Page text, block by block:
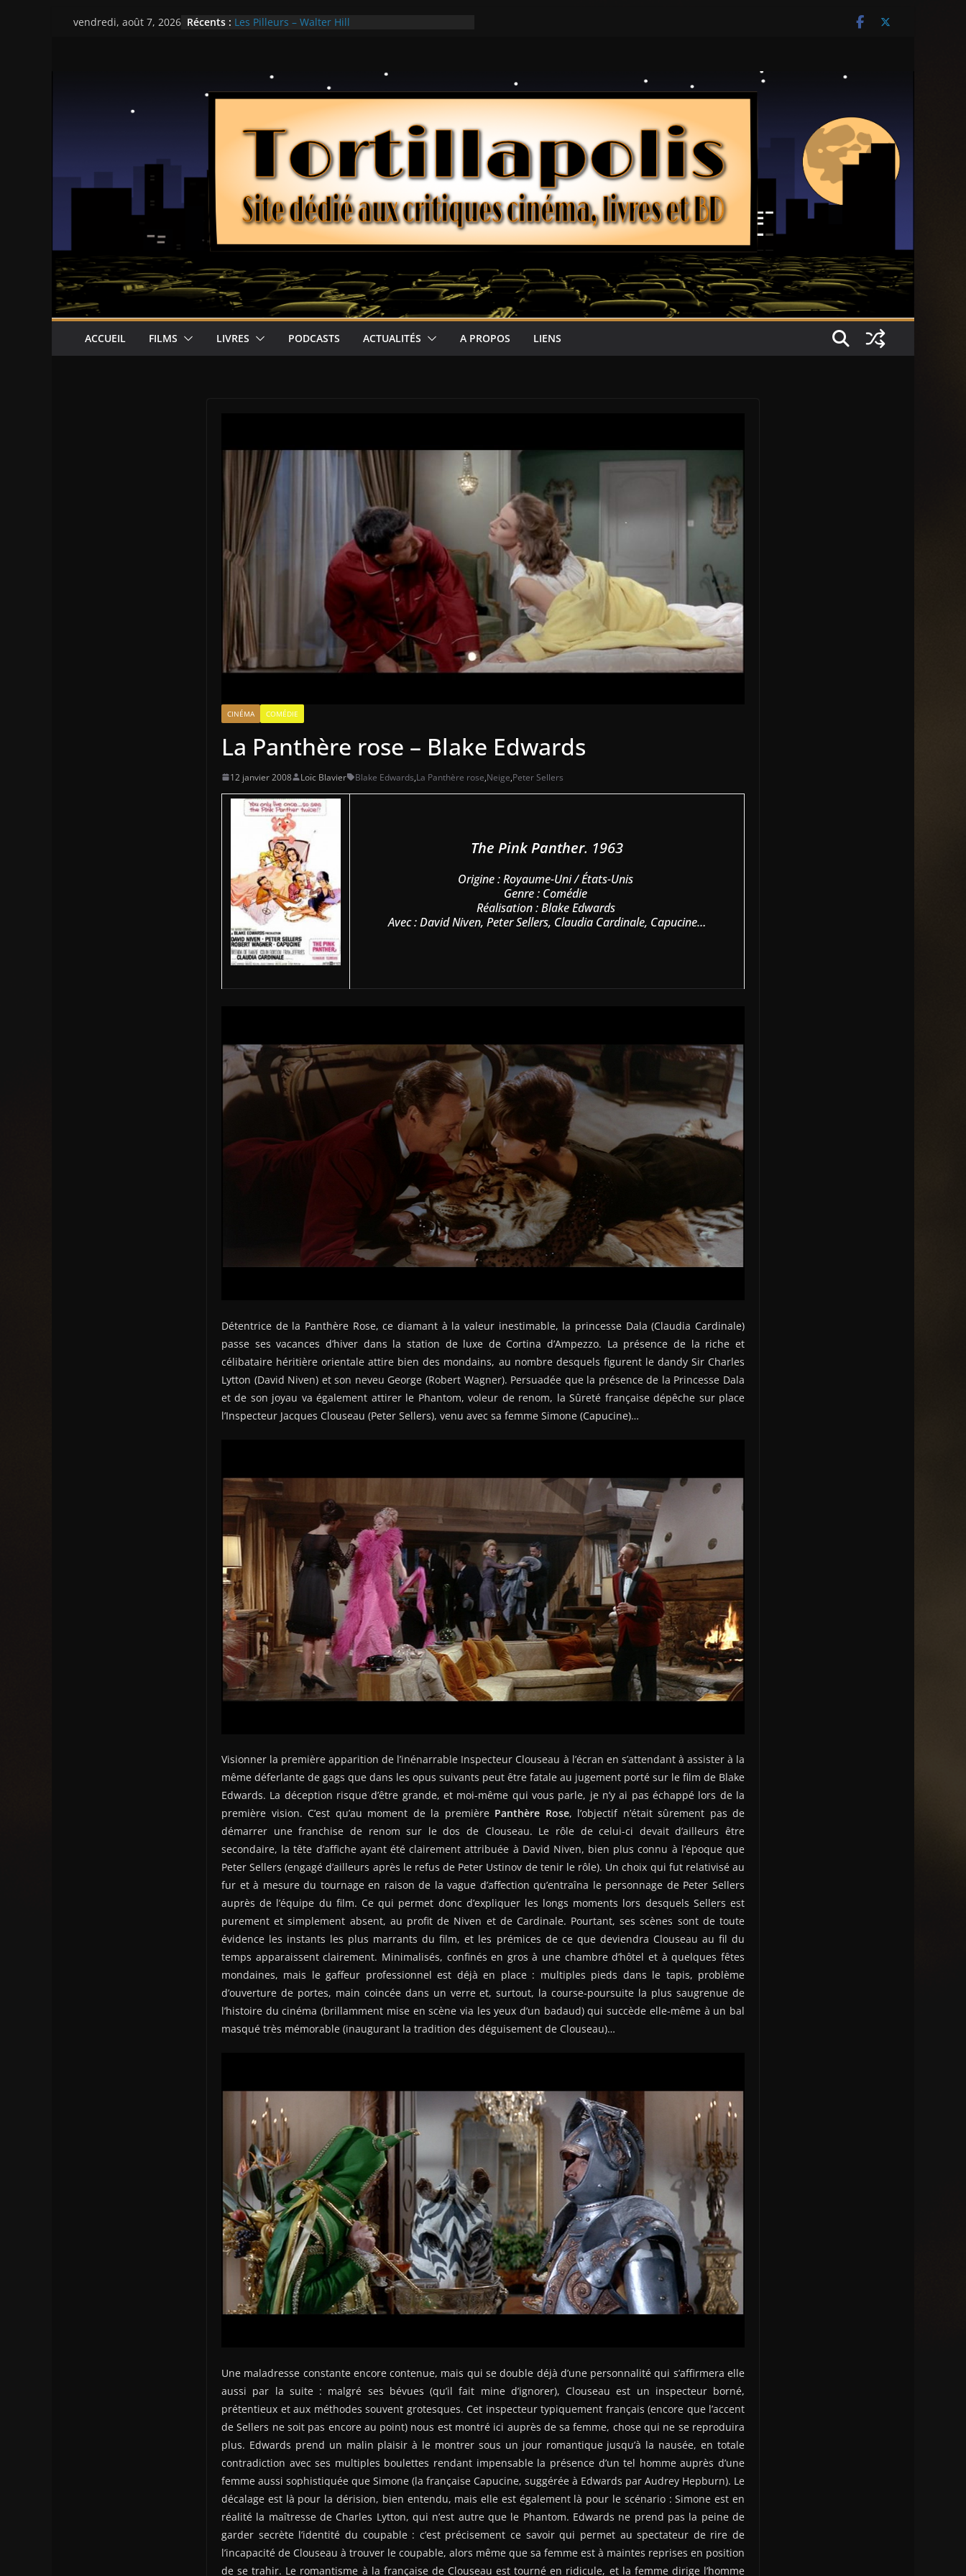
Passervendredi, août 7, 2026 Récents : Les Pilleurs – Walter Hill
Ça chauffe au lycée Ridgemont – Amy Heckerling
ACCUEIL FILMS LIVRES PODCASTS ACTUALITÉS A PROPOS LIENS
CINÉMA COMÉDIE
La Panthère rose – Blake Edwards
12 janvier 2008 Loïc Blavier Blake Edwards,La Panthère rose,Neige,Peter Sellers
The Pink Panther. 1963
Origine : Royaume-Uni / États-Unis
Genre : Comédie
Réalisation : Blake Edwards
Avec : David Niven, Peter Sellers, Claudia Cardinale, Capucine…
Détentrice de la Panthère Rose, ce diamant à la valeur inestimable, la princesse Dala (Claudia Cardinale)
passe ses vacances d’hiver dans la station de luxe de Cortina d’Ampezzo. La présence de la riche et
célibataire héritière orientale attire bien des mondains, au nombre desquels figurent le dandy Sir Charles
Lytton (David Niven) et son neveu George (Robert Wagner). Persuadée que la présence de la Princesse Dala
et de son joyau va également attirer le Phantom, voleur de renom, la Sûreté française dépêche sur place
l’Inspecteur Jacques Clouseau (Peter Sellers), venu avec sa femme Simone (Capucine)…
Visionner la première apparition de l’inénarrable Inspecteur Clouseau à l’écran en s’attendant à assister à la
même déferlante de gags que dans les opus suivants peut être fatale au jugement porté sur le film de Blake
Edwards. La déception risque d’être grande, et moi-même qui vous parle, je n’y ai pas échappé lors de la
première vision. C’est qu’au moment de la première Panthère Rose, l’objectif n’était sûrement pas de
démarrer une franchise de renom sur le dos de Clouseau. Le rôle de celui-ci devait d’ailleurs être
secondaire, la tête d’affiche ayant été clairement attribuée à David Niven, bien plus connu à l’époque que
Peter Sellers (engagé d’ailleurs après le refus de Peter Ustinov de tenir le rôle). Un choix qui fut relativisé au
fur et à mesure du tournage en raison de la vague d’affection qu’entraîna le personnage de Peter Sellers
auprès de l’équipe du film. Ce qui permet donc d’expliquer les longs moments lors desquels Sellers est
purement et simplement absent, au profit de Niven et de Cardinale. Pourtant, ses scènes sont de toute
évidence les instants les plus marrants du film, et les prémices de ce que deviendra Clouseau au fil du
temps apparaissent clairement. Minimalisés, confinés en gros à une chambre d’hôtel et à quelques fêtes
mondaines, mais le gaffeur professionnel est déjà en place : multiples pieds dans le tapis, problème
d’ouverture de portes, main coincée dans un verre et, surtout, la course-poursuite la plus saugrenue de
l’histoire du cinéma (brillamment mise en scène via les yeux d’un badaud) qui succède elle-même à un bal
masqué très mémorable (inaugurant la tradition des déguisement de Clouseau)…
Une maladresse constante encore contenue, mais qui se double déjà d’une personnalité qui s’affirmera elle
aussi par la suite : malgré ses bévues (qu’il fait mine d’ignorer), Clouseau est un inspecteur borné,
prétentieux et aux méthodes souvent grotesques. Cet inspecteur typiquement français (encore que l’accent
de Sellers ne soit pas encore au point) nous est montré ici auprès de sa femme, chose qui ne se reproduira
plus. Edwards prend un malin plaisir à le montrer sous un jour romantique jusqu’à la nausée, en totale
contradiction avec ses multiples boulettes rendant impensable la présence d’un tel homme auprès d’une
femme aussi sophistiquée que Simone (la française Capucine, suggérée à Edwards par Audrey Hepburn). Le
décalage est là pour la dérision, bien entendu, mais elle est également là pour le scénario : Simone est en
réalité la maîtresse de Charles Lytton, qui n’est autre que le Phantom. Edwards ne prend pas la peine de
garder secrète l’identité du coupable : c’est précisement ce savoir qui permet au spectateur de rire de
l’incapacité de Clouseau à trouver le coupable, alors même que sa femme est à maintes reprises en position
de se trahir. Le romantisme à la française de Clouseau est tourné en ridicule, et la femme dirige l’homme